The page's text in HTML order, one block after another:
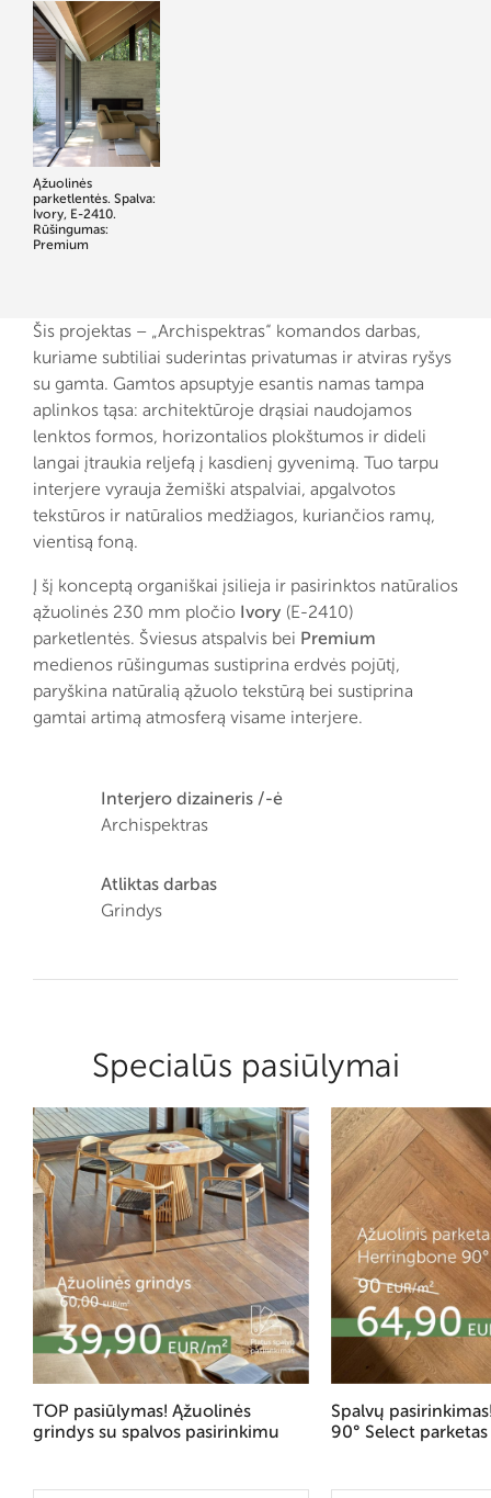
Ąžuolinės
parketlentės. Spalva:
Ivory, E-2410.
Rūšingumas:
Premium
Šis projektas – „Archispektras“ komandos darbas,
kuriame subtiliai suderintas privatumas ir atviras ryšys
su gamta. Gamtos apsuptyje esantis namas tampa
aplinkos tąsa: architektūroje drąsiai naudojamos
lenktos formos, horizontalios plokštumos ir dideli
langai įtraukia reljefą į kasdienį gyvenimą. Tuo tarpu
interjere vyrauja žemiški atspalviai, apgalvotos
tekstūros ir natūralios medžiagos, kuriančios ramų,
vientisą foną.
Į šį konceptą organiškai įsilieja ir pasirinktos natūralios
ąžuolinės 230 mm pločio Ivory (E-2410)
parketlentės. Šviesus atspalvis bei Premium
medienos rūšingumas sustiprina erdvės pojūtį,
paryškina natūralią ąžuolo tekstūrą bei sustiprina
gamtai artimą atmosferą visame interjere.
Interjero dizaineris /-ė
Archispektras
Atliktas darbas
Grindys
Specialūs pasiūlymai
TOP pasiūlymas! Ąžuolinės
grindys su spalvos pasirinkimu
Spalvų
90° Select parketas